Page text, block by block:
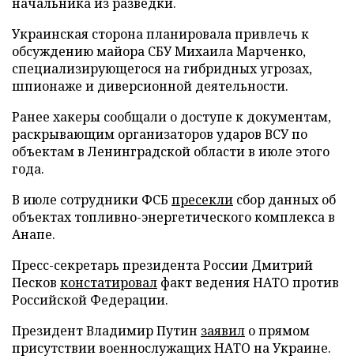
Украинская сторона планировала привлечь к
обсуждению майора СБУ Михаила Марченко,
специализирующегося на гибридных угрозах,
шпионаже и диверсионной деятельности.
Ранее хакеры сообщали о доступе к документам,
раскрывающим организаторов ударов ВСУ по
объектам в Ленинградской области в июле этого
года.
В июле сотрудники ФСБ пресекли сбор данных об
объектах топливно-энергетического комплекса в
Анапе.
Пресс-секретарь президента России Дмитрий
Песков констатировал факт ведения НАТО против
Российской Федерации.
Президент Владимир Путин заявил о прямом
присутствии военнослужащих НАТО на Украине.